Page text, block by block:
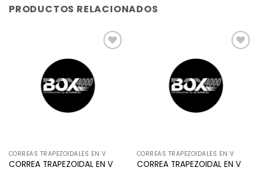
PRODUCTOS RELACIONADOS
deseos
CORREAS TRAPEZOIDALES EN V
CORREA TRAPEZOIDAL EN V
deseos
CORREAS TRAPEZOIDALES EN V
CORREA TRAPEZOIDAL EN V